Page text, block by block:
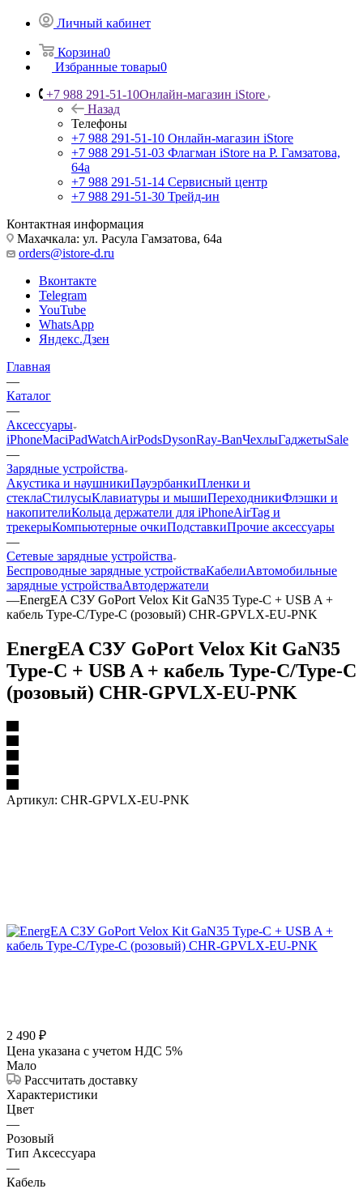
Личный кабинет
Корзина0
Избранные товары0
+7 988 291-51-10Онлайн-магазин iStore
Назад
Телефоны
+7 988 291-51-10 Онлайн-магазин iStore
+7 988 291-51-03 Флагман iStore на Р. Гамзатова,
64а
+7 988 291-51-14 Сервисный центр
+7 988 291-51-30 Трейд-ин
Контактная информация
Махачкала: ул. Расула Гамзатова, 64а
orders@istore-d.ru
Вконтакте
Telegram
YouTube
WhatsApp
Яндекс.Дзен
Главная
—
Каталог
—
Аксессуары
iPhoneMaciPadWatchAirPodsDysonRay-BanЧехлыГаджетыSale
—
Зарядные устройства
Акустика и наушникиПауэрбанкиПленки и
стеклаСтилусыКлавиатуры и мышиПереходникиФлэшки и
накопителиКольца держатели для iPhoneAirTag и
трекерыКомпьютерные очкиПодставкиПрочие аксессуары
—
Сетевые зарядные устройства
Беспроводные зарядные устройстваКабелиАвтомобильные
зарядные устройстваАвтодержатели
—EnergEA СЗУ GoPort Velox Kit GaN35 Type-C + USB A +
кабель Type-C/Type-C (розовый) CHR-GPVLX-EU-PNK
EnergEA СЗУ GoPort Velox Kit GaN35
Type-C + USB A + кабель Type-C/Type-C
(розовый) CHR-GPVLX-EU-PNK
Артикул: CHR-GPVLX-EU-PNK
2 490 ₽
Цена указана с учетом НДС 5%
Мало
Рассчитать доставку
Характеристики
Цвет
—
Розовый
Тип Аксессуара
—
Кабель